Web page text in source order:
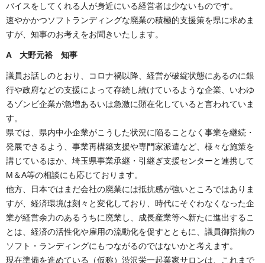
バイスをしてくれる人が身近にいる経営者は少ないものです。
速やかかつソフトランディングな廃業の積極的支援策を県に求めま
すが、知事のお考えをお聞きいたします。
A 大野元裕 知事
議員お話しのとおり、コロナ禍以降、経営が破綻状態にあるのに銀
行や政府などの支援によって存続し続けているような企業、いわゆ
るゾンビ企業が急増あるいは急激に顕在化していると言われていま
す。
県では、県内中小企業がこうした状況に陥ることなく事業を継続・
発展できるよう、事業再構築支援や専門家派遣など、様々な施策を
講じているほか、埼玉県事業承継・引継ぎ支援センターと連携して
M＆A等の相談にも応じております。
他方、日本ではまだ会社の廃業には抵抗感が強いところではありま
すが、経済環境は刻々と変化しており、時代にそぐわなくなった企
業が経営余力のあるうちに廃業し、成長産業等へ新たに進出するこ
とは、経済の活性化や雇用の流動化を促すとともに、議員御指摘の
ソフト・ランディングにもつながるのではないかと考えます。
現在準備を進めている（仮称）渋沢栄一起業家サロンは、これまで